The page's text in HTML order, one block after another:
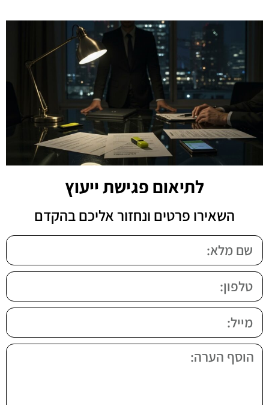
לתיאום פגישת ייעוץ
השאירו פרטים ונחזור אליכם בהקדם